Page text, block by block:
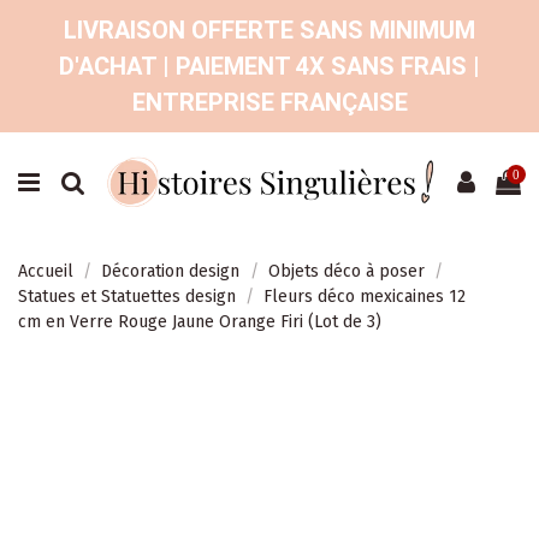
LIVRAISON OFFERTE SANS MINIMUM
D'ACHAT | PAIEMENT 4X SANS FRAIS |
ENTREPRISE FRANÇAISE
0
Accueil Décoration design
Objets déco à poser
Statues et Statuettes design
Fleurs déco mexicaines 12
cm en Verre Rouge Jaune Orange Firi (Lot de 3)